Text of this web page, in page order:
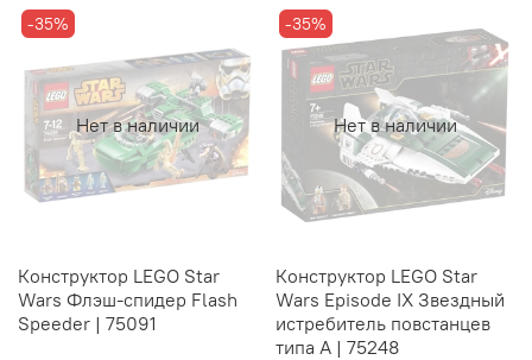
Нет в наличии
-35%
Конструктор LEGO Star
Wars Флэш-спидер Flash
Speeder | 75091
Нет в наличии
-35%
Конструктор LEGO Star
Wars Episode IX Звездный
истребитель повстанцев
типа А | 75248